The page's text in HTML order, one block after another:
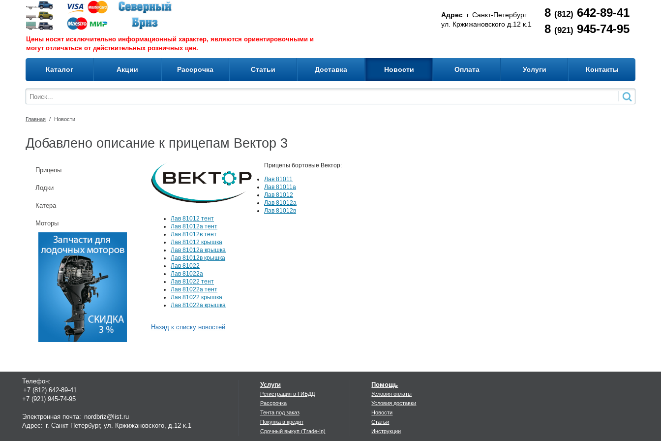
Цены носят исключительно информационный характер, являются ориентировочными и
могут отличаться от действительных розничных цен.
Адрес: г. Санкт-Петербург
ул. Кржижановского д.12 к.1
8 (812) 642-89-41
8 (921) 945-74-95
Каталог Акции Рассрочка Статьи Доставка Новости Оплата Услуги Контакты
Главная / Новости
Добавлено описание к прицепам Вектор 3
Прицепы
Лодки
Катера
Моторы
Прицепы бортовые Вектор:
Лав 81011
Лав 81011а
Лав 81012
Лав 81012а
Лав 81012в
Лав 81012 тент
Лав 81012а тент
Лав 81012в тент
Лав 81012 крышка
Лав 81012а крышка
Лав 81012в крышка
Лав 81022
Лав 81022а
Лав 81022 тент
Лав 81022а тент
Лав 81022 крышка
Лав 81022а крышка
Назад к списку новостей
Телефон:
+7 (812) 642-89-41
+7 (921) 945-74-95
Электронная почта: nordbriz@list.ru
Адрес: г. Санкт-Петербург, ул. Кржижановского, д.12 к.1
Услуги
Регистрация в ГИБДД
Рассрочка
Тента под заказ
Покупка в кредит
Срочный выкуп (Trade-In)
Помощь
Условия оплаты
Условия доставки
Новости
Статьи
Инструкции